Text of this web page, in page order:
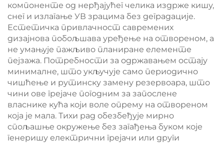
компоненте од нерђајућег челика издрже кишу,
снег и излагање УВ зрацима без деградације.
Естетичка привлачност савремених
дизајнова побољшава уређење на отвореном, а
не умањује пажљиво планиране елементе
пејзажа. Потребности за одржавањем остају
минималне, што укључује само периодично
чишћење и рутинску замену резервоара, што
чини ове грејаче погодним за запослене
власнике кућа који воле опрему на отвореном
која је мала. Тихи рад обезбеђује мирно
спољашње окружење без загађења буком које
генеришу електрични грејачи или други